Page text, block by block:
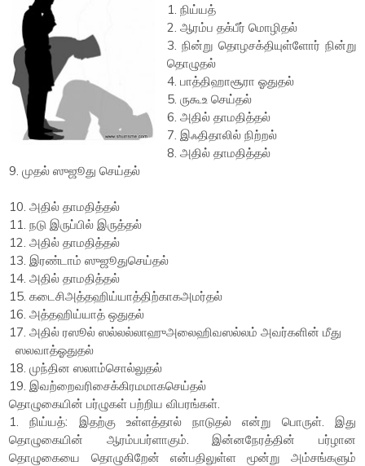
1. நிய்யத்
2. ஆரம்ப தக்பீர் மொழிதல்
3. நின்று தொழசக்தியுள்ளோர் நின்று
தொழுதல்
4. பாத்திஹாசூரா ஓதுதல்
5. ருகூஉ செய்தல்
6. அதில் தாமதித்தல்
7. இஃதிதாலில் நிற்றல்
8. அதில் தாமதித்தல்
9. முதல் ஸுஜூது செய்தல்
10. அதில் தாமதித்தல்
11. நடு இருப்பில் இருத்தல்
12. அதில் தாமதித்தல்
13. இரண்டாம் ஸுஜூதுசெய்தல்
14. அதில் தாமதித்தல்
15. கடைசிஅத்தஹிய்யாத்திற்காகஅமர்தல்
16. அத்தஹிய்யாத் ஒதுதல்
17. அதில் ரஸூல் ஸல்லல்லாஹுஅலைஹிவஸல்லம் அவர்களின் மீது
ஸலவாத்ஓதுதல்
18. முந்தின ஸலாம்சொல்லுதல்
19. இவற்றைவரிசைக்கிரமமாகசெய்தல்
தொழுகையின் பர்ழுகள் பற்றிய விபரங்கள்.
1. நிய்யத்: இதற்கு உள்ளத்தால் நாடுதல் என்று பொருள். இது
தொழுகையின் ஆரம்பபர்ளாகும். இன்னநேரத்தின் பர்ழான
தொழுகையை தொழுகிறேன் என்பதிலுள்ள மூன்று அம்சங்களும்